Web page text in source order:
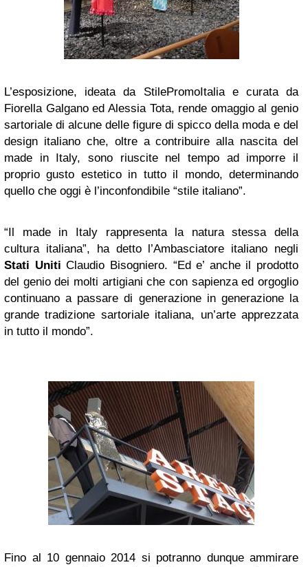
L’esposizione, ideata da StilePromoItalia e curata da
Fiorella Galgano ed Alessia Tota, rende omaggio al genio
sartoriale di alcune delle figure di spicco della moda e del
design italiano che, oltre a contribuire alla nascita del
made in Italy, sono riuscite nel tempo ad imporre il
proprio gusto estetico in tutto il mondo, determinando
quello che oggi è l’inconfondibile “stile italiano”.
“Il made in Italy rappresenta la natura stessa della
cultura italiana”, ha detto l’Ambasciatore italiano negli
Stati Uniti Claudio Bisogniero. “Ed e’ anche il prodotto
del genio dei molti artigiani che con sapienza ed orgoglio
continuano a passare di generazione in generazione la
grande tradizione sartoriale italiana, un’arte apprezzata
in tutto il mondo”.
Fino al 10 gennaio 2014 si potranno dunque ammirare